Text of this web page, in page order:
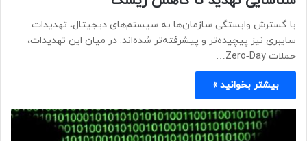
با گسترش وابستگی سازمان‌ها به سیستم‌های دیجیتال، تهدیدات
سایبری نیز پیچیده‌تر و پیشرفته‌تر شده‌اند. در میان این تهدیدات،
حملات Zero‑Day…
بیشتر بخوانید »